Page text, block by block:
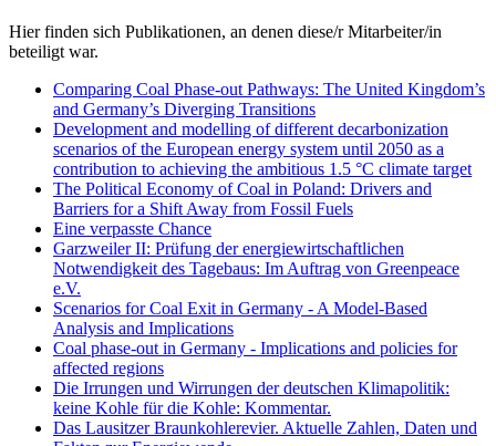
Hier finden sich Publikationen, an denen diese/r Mitarbeiter/in
beteiligt war.
Comparing Coal Phase-out Pathways: The United Kingdom’s
and Germany’s Diverging Transitions
Development and modelling of different decarbonization
scenarios of the European energy system until 2050 as a
contribution to achieving the ambitious 1.5 °C climate target
The Political Economy of Coal in Poland: Drivers and
Barriers for a Shift Away from Fossil Fuels
Eine verpasste Chance
Garzweiler II: Prüfung der energiewirtschaftlichen
Notwendigkeit des Tagebaus: Im Auftrag von Greenpeace
e.V.
Scenarios for Coal Exit in Germany - A Model-Based
Analysis and Implications
Coal phase-out in Germany - Implications and policies for
affected regions
Die Irrungen und Wirrungen der deutschen Klimapolitik:
keine Kohle für die Kohle: Kommentar.
Das Lausitzer Braunkohlerevier. Aktuelle Zahlen, Daten und